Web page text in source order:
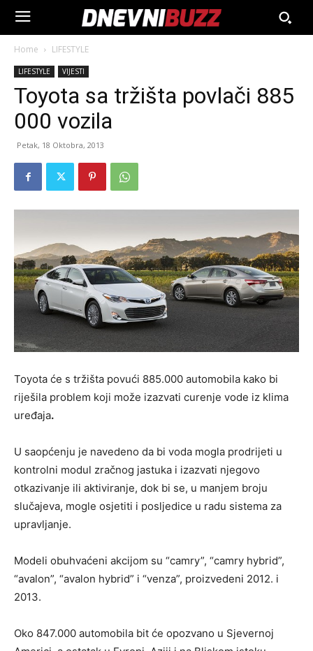
Home LIFESTYLE
LIFESTYLE VIJESTI
Toyota sa tržišta povlači 885
000 vozila
Petak, 18 Oktobra, 2013
Toyota će s tržišta povući 885.000 automobila kako bi
riješila problem koji može izazvati curenje vode iz klima
uređaja.
U saopćenju je navedeno da bi voda mogla prodrijeti u
kontrolni modul zračnog jastuka i izazvati njegovo
otkazivanje ili aktiviranje, dok bi se, u manjem broju
slučajeva, mogle osjetiti i posljedice u radu sistema za
upravljanje.
Modeli obuhvaćeni akcijom su “camry”, “camry hybrid”,
“avalon”, “avalon hybrid” i “venza”, proizvedeni 2012. i
2013.
Oko 847.000 automobila bit će opozvano u Sjevernoj